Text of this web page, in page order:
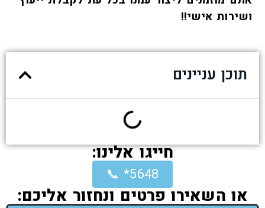
ושירות אישי!!
תוכן עניינים
חייגו אלינו:
5648* 📞
או השאירו פרטים ונחזור אליכם: